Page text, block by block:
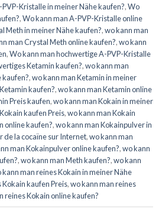
Kristalle in meiner Nähe kaufen?,Wo
,Wo kann man A-PVP-Kristalle online
Meth in meiner Nähe kaufen?,wo kann man
man Crystal Meth online kaufen?,wo kann
,Wo kann man hochwertige A-PVP-Kristalle
Ketamin kaufen?,wo kann man
kaufen?,wo kann man Ketamin in meiner
kaufen?,wo kann man Ketamin online
Preis kaufen,wo kann man Kokain in meiner
kaufen Preis,wo kann man Kokain
online kaufen?,wo kann man Kokainpulver in
de la cocaïne sur Internet,wo kann man
man Kokainpulver online kaufen?,wo kann
,wo kann man Meth kaufen?,wo kann
kann man reines Kokain in meiner Nähe
kaufen Preis,wo kann man reines
reines Kokain online kaufen?